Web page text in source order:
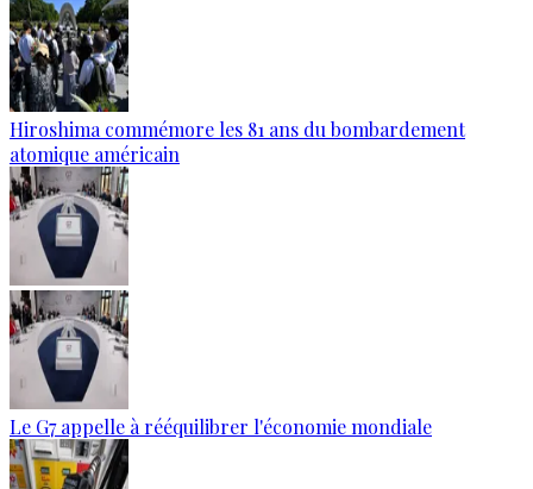
Hiroshima commémore les 81 ans du bombardement
atomique américain
Le G7 appelle à rééquilibrer l'économie mondiale